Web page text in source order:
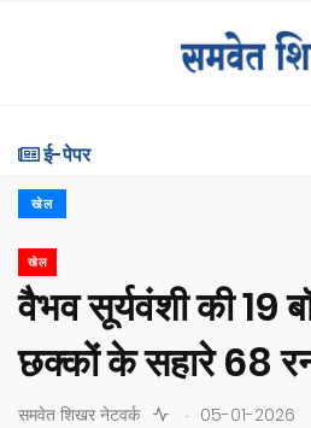
ई-पेपर
खेल
खेल
वैभव सूर्यवंशी की 19
छक्कों के सहारे 68
समवेत शिखर नेटवर्क . 05-01-2026